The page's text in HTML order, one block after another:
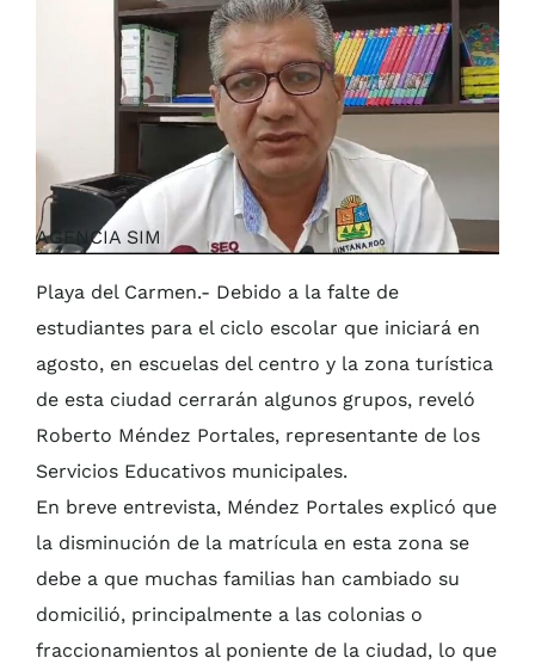
AGENCIA SIM
Playa del Carmen.- Debido a la falte de
estudiantes para el ciclo escolar que iniciará en
agosto, en escuelas del centro y la zona turística
de esta ciudad cerrarán algunos grupos, reveló
Roberto Méndez Portales, representante de los
Servicios Educativos municipales.
En breve entrevista, Méndez Portales explicó que
la disminución de la matrícula en esta zona se
debe a que muchas familias han cambiado su
domicilió, principalmente a las colonias o
fraccionamientos al poniente de la ciudad, lo que